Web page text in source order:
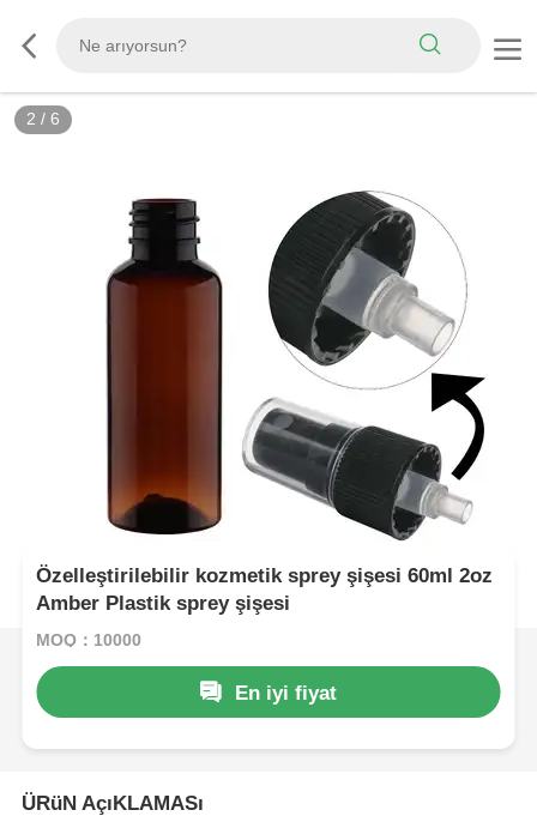
2 / 6
Özelleştirilebilir kozmetik sprey şişesi 60ml 2oz
Amber Plastik sprey şişesi
MOQ：10000
En iyi fiyat
ÜRüN AçıKLAMASı